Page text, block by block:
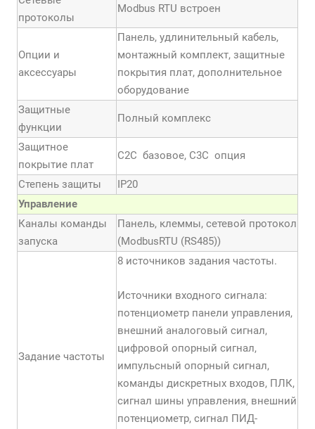
протоколы
Modbus RTU встроен
Опции и
аксессуары
Панель, удлинительный кабель,
монтажный комплект, защитные
покрытия плат, дополнительное
оборудование
Защитные
функции
Полный комплекс
Защитное
покрытие плат
С2С базовое, С3С опция
Степень защиты
IP20
Управление
Каналы команды
запуска
Панель, клеммы, сетевой протокол
(ModbusRTU (RS485))
Задание частоты
8 источников задания частоты.
Источники входного сигнала:
потенциометр панели управления,
внешний аналоговый сигнал,
цифровой опорный сигнал,
импульсный опорный сигнал,
команды дискретных входов, ПЛК,
сигнал шины управления, внешний
потенциометр, сигнал ПИД-